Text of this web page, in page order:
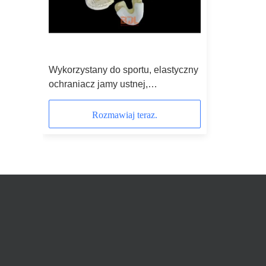
Wykorzystany do sportu, elastyczny
ochraniacz jamy ustnej,
wielokrotnie używany przez
sportowców wymagających ochrony
jamy ustnej
Rozmawiaj teraz.